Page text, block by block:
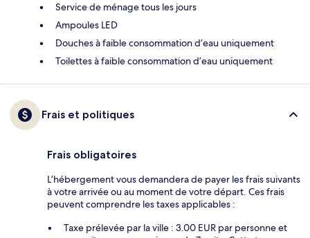
Service de ménage tous les jours
Ampoules LED
Douches à faible consommation d’eau uniquement
Toilettes à faible consommation d’eau uniquement
Frais et politiques
Frais obligatoires
L’hébergement vous demandera de payer les frais suivants
à votre arrivée ou au moment de votre départ. Ces frais
peuvent comprendre les taxes applicables :
Taxe prélevée par la ville : 3.00 EUR par personne et